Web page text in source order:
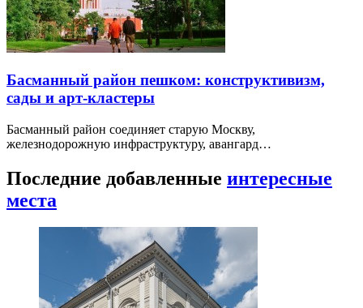
Басманный район пешком: конструктивизм,
сады и арт-кластеры
Басманный район соединяет старую Москву,
железнодорожную инфраструктуру, авангард…
Последние добавленные интересные
места